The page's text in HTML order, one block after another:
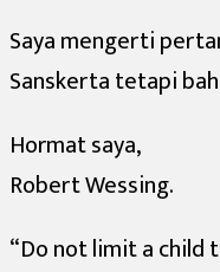
Saya mengerti
Sanskerta tetapi
Hormat saya,
Robert Wessing.
“Do not limit a child